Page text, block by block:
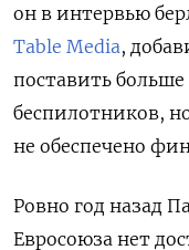
он в интервью
Table Media,
поставить
беспилотников,
не обеспечено
Ровно год назад
Евросоюза нет